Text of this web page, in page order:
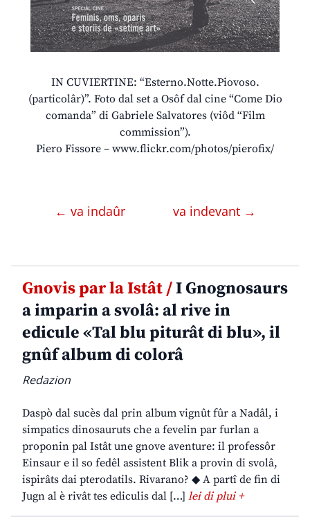
IN CUVIERTINE: “Esterno.Notte.Piovoso.
(particolâr)”. Foto dal set a Osôf dal cine “Come Dio
comanda” di Gabriele Salvatores (viôd “Film
commission”).
Piero Fissore – www.flickr.com/photos/pierofix/
← va indaûr va indevant →
Gnovis par la Istât /I Gnognosaurs
a imparin a svolâ: al rive in
edicule «Tal blu piturât di blu», il
gnûf album di colorâ
Redazion
Daspò dal sucès dal prin album vignût fûr a Nadâl, i
simpatics dinosauruts che a fevelin par furlan a
proponin pal Istât une gnove aventure: il professôr
Einsaur e il so fedêl assistent Blik a provin di svolâ,
ispirâts dai pterodatils. Rivarano? ◆ A partî de fin di
Jugn al è rivât tes ediculis dal […] lei di plui +